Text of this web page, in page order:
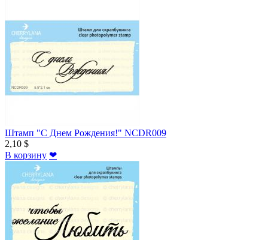
Штамп "С Днем Рождения!" NCDR009
2,10 $
В корзину ❤